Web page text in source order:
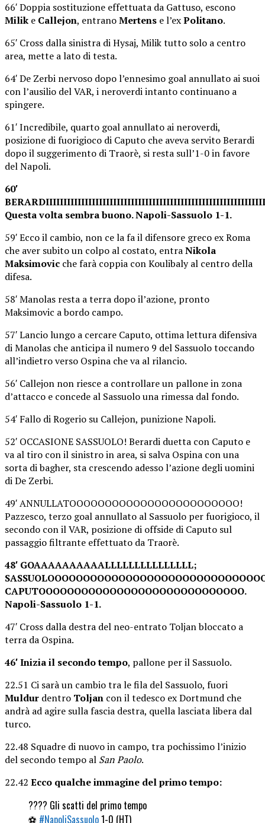
66′ Doppia sostituzione effettuata da Gattuso, escono
Milik e Callejon, entranoMertens e l’exPolitano.
65′ Cross dalla sinistra di Hysaj, Milik tutto solo a centro
area, mette a lato di testa.
64′ De Zerbi nervoso dopo l’ennesimo goal annullato ai suoi
con l’ausilio del VAR, i neroverdi intanto continuano a
spingere.
61′ Incredibile, quarto goal annullato ai neroverdi,
posizione di fuorigioco di Caputo che aveva servito Berardi
dopo il suggerimento di Traorè, si resta sull’1-0 in favore
del Napoli.
60′
Questa volta sembra buono. Napoli-Sassuolo 1-1.
59′ Ecco il cambio, non ce la fa il difensore greco ex Roma
che aver subito un colpo al costato, entraNikola
Maksimovic che farà coppia con Koulibaly al centro della
difesa.
58′ Manolas resta a terra dopo il’azione, pronto
Maksimovic a bordo campo.
57′ Lancio lungo a cercare Caputo, ottima lettura difensiva
di Manolas che anticipa il numero 9 del Sassuolo toccando
all’indietro verso Ospina che va al rilancio.
56′ Callejon non riesce a controllare un pallone in zona
d’attacco e concede al Sassuolo una rimessa dal fondo.
54′ Fallo di Rogerio su Callejon, punizione Napoli.
52′ OCCASIONE SASSUOLO! Berardi duetta con Caputo e
va al tiro con il sinistro in area, si salva Ospina con una
sorta di bagher, sta crescendo adesso l’azione degli uomini
di De Zerbi.
49′ ANNULLATOOOOOOOOOOOOOOOOOOOOOOOO!
Pazzesco, terzo goal annullato al Sassuolo per fuorigioco, il
secondo con il VAR, posizione di offside di Caputo sul
passaggio filtrante effettuato da Traorè.
48′ GOAAAAAAAAAALLLLLLLLLLLLLLL;
CAPUTOOOOOOOOOOOOOOOOOOOOOOOOOOOOO.
Napoli-Sassuolo 1-1.
47′ Cross dalla destra del neo-entrato Toljan bloccato a
terra da Ospina.
46′ Inizia il secondo tempo, pallone per il Sassuolo.
22.51 Ci sarà un cambio tra le fila del Sassuolo, fuori
Muldur dentro Toljan con il tedesco ex Dortmund che
andrà ad agire sulla fascia destra, quella lasciata libera dal
turco.
22.48 Squadre di nuovo in campo, tra pochissimo l’inizio
del secondo tempo al San Paolo.
22.42 Ecco qualche immagine del primo tempo:
???? Gli scatti del primo tempo
⚽ #NapoliSassuolo1-0 (HT)